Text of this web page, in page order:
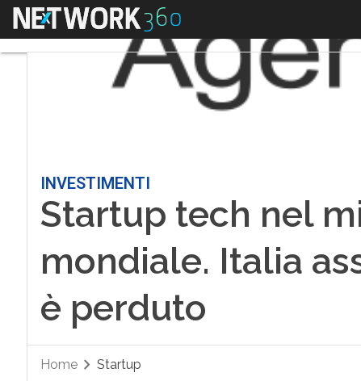
Menu
INVESTIMENTI
Startup tech nel
mondiale. Italia
è perduto
Home Startup